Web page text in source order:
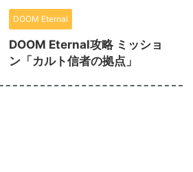
DOOM Eternal
DOOM Eternal攻略 ミッショ
ン「カルト信者の拠点」